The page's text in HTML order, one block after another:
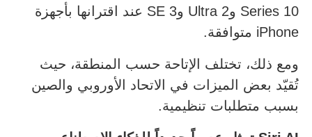
Series 10 وUltra 2 وSE 3 عند اقترانها بأجهزة
iPhone متوافقة.
ومع ذلك، تختلف الإتاحة حسب المنطقة، حيث
تُقيّد بعض الميزات في الاتحاد الأوروبي والصين
بسبب متطلبات تنظيمية.